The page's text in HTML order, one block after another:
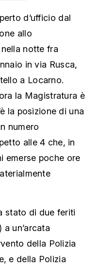
d’ufficio dal
allo
notte fra
in via Rusca,
a Locarno.
la Magistratura è
la posizione di una
numero
alle 4 che, in
emerse poche ore
stato di due feriti
un’arcata
della Polizia
e della Polizia